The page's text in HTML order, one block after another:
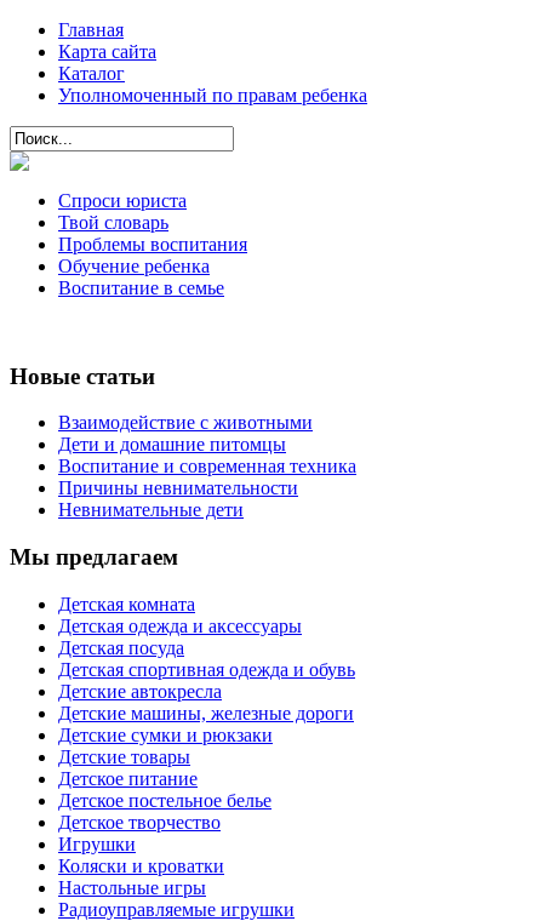
Главная
Карта сайта
Каталог
Уполномоченный по правам ребенка
Спроси юриста
Твой словарь
Проблемы воспитания
Обучение ребенка
Воспитание в семье
Новые статьи
Взаимодействие с животными
Дети и домашние питомцы
Воспитание и современная техника
Причины невнимательности
Невнимательные дети
Мы предлагаем
Детская комната
Детская одежда и аксессуары
Детская посуда
Детская спортивная одежда и обувь
Детские автокресла
Детские машины, железные дороги
Детские сумки и рюкзаки
Детские товары
Детское питание
Детское постельное белье
Детское творчество
Игрушки
Коляски и кроватки
Настольные игры
Радиоуправляемые игрушки